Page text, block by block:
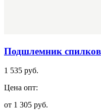
Подшлемник
1 535 руб.
Цена опт:
от 1 305 руб.